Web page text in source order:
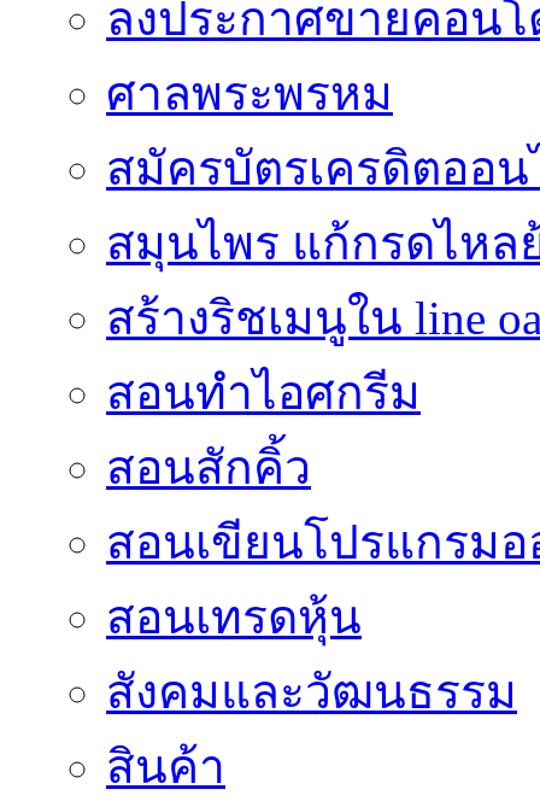
ลงประกาศขายคอน
ศาลพระพรหม
สมัครบัตรเครดิตออ
สมุนไพร แก้กรดไหล
สร้างริชเมนูใน line
สอนทำไอศกรีม
สอนสักคิ้ว
สอนเขียนโปรแกรม
สอนเทรดหุ้น
สังคมและวัฒนธรรม
สินค้า